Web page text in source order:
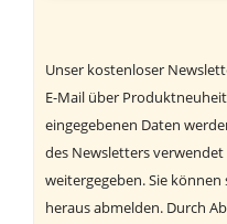
Unser kostenloser
E-Mail über
eingegebenen Daten
des Newsletters
weitergegeben. Sie
heraus abmelden. Durch